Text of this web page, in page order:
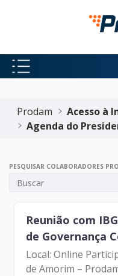
Pular para o Conteúdo
Prodam
Acesso à
Agenda do
PESQUISAR COLABORADORES
Reunião com
de Governança
Local: Online
de Amorim –